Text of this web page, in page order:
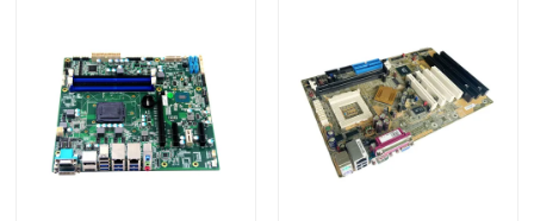
회사 소개
공장 투어